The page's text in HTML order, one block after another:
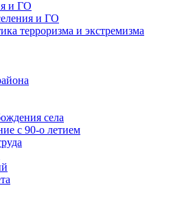
и ГО
и ГО
терроризма и экстремизма
села
с 90-о летием